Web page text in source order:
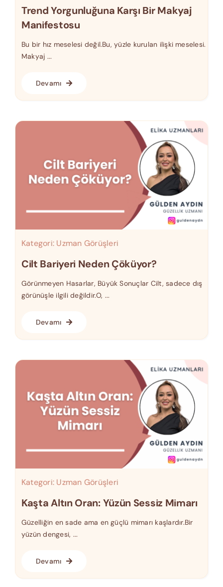
Trend Yorgunluğuna Karşı Bir Makyaj
Manifestosu
Bu bir hız meselesi değil.Bu, yüzle kurulan ilişki meselesi.
Makyaj ...
Devamı
Kategori: Uzman Görüşleri
Cilt Bariyeri Neden Çöküyor?
Görünmeyen Hasarlar, Büyük Sonuçlar Cilt, sadece dış
görünüşle ilgili değildir.O, ...
Devamı
Kategori: Uzman Görüşleri
Kaşta Altın Oran: Yüzün Sessiz Mimarı
Güzelliğin en sade ama en güçlü mimarı kaşlardır.Bir
yüzün dengesi, ...
Devamı